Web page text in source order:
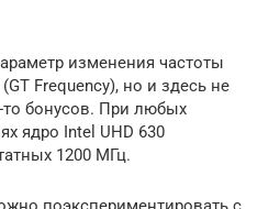
изменения частоты
Frequency), но и здесь не
то бонусов. При любых
ядро Intel UHD 630
1200 МГц.